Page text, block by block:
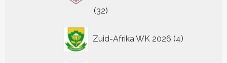
3232
Zuid-Afrika WK 2026 4
producten